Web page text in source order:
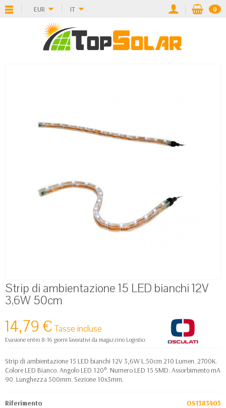
EUR IT 0
Strip di ambientazione 15 LED bianchi 12V
3,6W 50cm
14,79 € Tasse incluse
Evasione entro 8-16 giorni lavorativi da magazzino Logistico Europa
Strip di ambientazione 15 LED bianchi 12V 3,6W L.50cm 210 Lumen. 2700K.
Colore LED Bianco. Angolo LED 120°. Numero LED 15 SMD. Assorbimento mA
90. Lunghezza 500mm. Sezione 10x3mm.
Riferimento OS1383405